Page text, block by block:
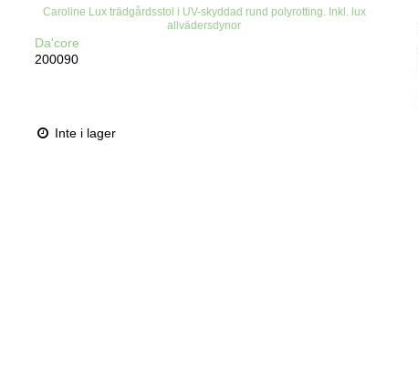
Caroline Lux trädgårdsstol i UV-skyddad rund polyrotting. Inkl. lux
allvädersdynor
Da'core
200090
Inte i lager